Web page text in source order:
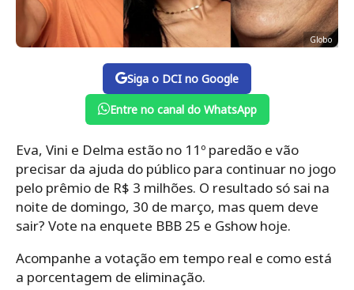
Globo
Siga o DCI no Google
Entre no canal do WhatsApp
Eva, Vini e Delma estão no 11º paredão e vão
precisar da ajuda do público para continuar no jogo
pelo prêmio de R$ 3 milhões. O resultado só sai na
noite de domingo, 30 de março, mas quem deve
sair? Vote na enquete BBB 25 e Gshow hoje.
Acompanhe a votação em tempo real e como está
a porcentagem de eliminação.